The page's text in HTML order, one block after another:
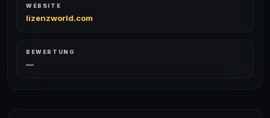
WEBSITE
lizenzworld.com
BEWERTUNG
—